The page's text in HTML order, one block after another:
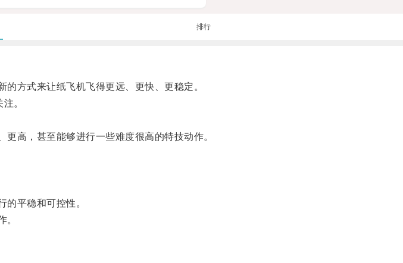
排行
方式来让纸飞机飞得更远、更快、更稳定。
。
高，甚至能够进行一些难度很高的特技动作。
平稳和可控性。
。